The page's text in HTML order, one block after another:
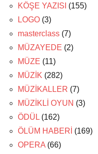
KÖŞE YAZISI (155)
LOGO (3)
masterclass (7)
MÜZAYEDE (2)
MÜZE (11)
MÜZİK (282)
MÜZİKALLER (7)
MÜZİKLİ OYUN (3)
ÖDÜL (162)
ÖLÜM HABERİ (169)
OPERA (66)